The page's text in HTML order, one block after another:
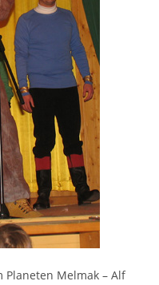
Planeten Melmak – Alf